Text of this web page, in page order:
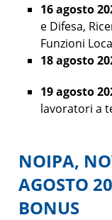
16 agosto
e Difesa,
Funzioni
18 agosto
19 agosto
lavoratori a
NOIPA,
AGOSTO
BONUS